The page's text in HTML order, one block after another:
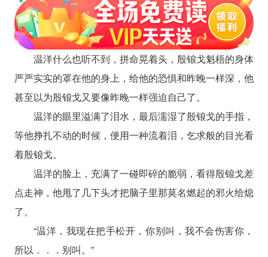
温洋什么也听不到，拼命晃着头，殷锒戈魁梧的身体
严严实实的罩在他的身上，给他的恐惧和昨晚一样深，他
甚至以为殷锒戈又要像昨晚一样强迫自己了。
温洋的眼里溢满了泪水，最后濡湿了殷锒戈的手指，
等他挣扎不动的时候，便用一种流着泪，乞求般的目光看
着殷锒戈。
温洋的脸上，充满了一碰即碎的脆弱，看得殷锒戈差
点走神，他甩了几下头才把脑子里那莫名燃起的邪火给熄
了。
“温洋，我现在把手松开，你别叫，我不会伤害你，
所以．．．别叫。”